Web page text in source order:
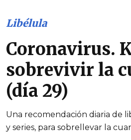
Libélula
Coronavirus.
sobrevivir la
(día 29)
Una recomendación diaria de
y series, para sobrellevar la